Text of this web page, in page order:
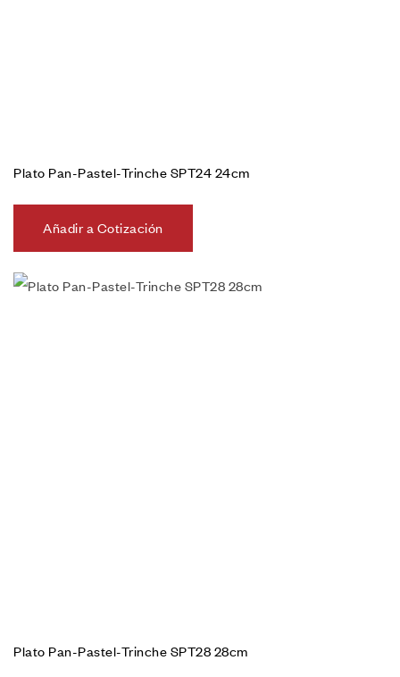
Plato Pan-Pastel-Trinche SPT24 24cm
Añadir a Cotización
Plato Pan-Pastel-Trinche SPT28 28cm